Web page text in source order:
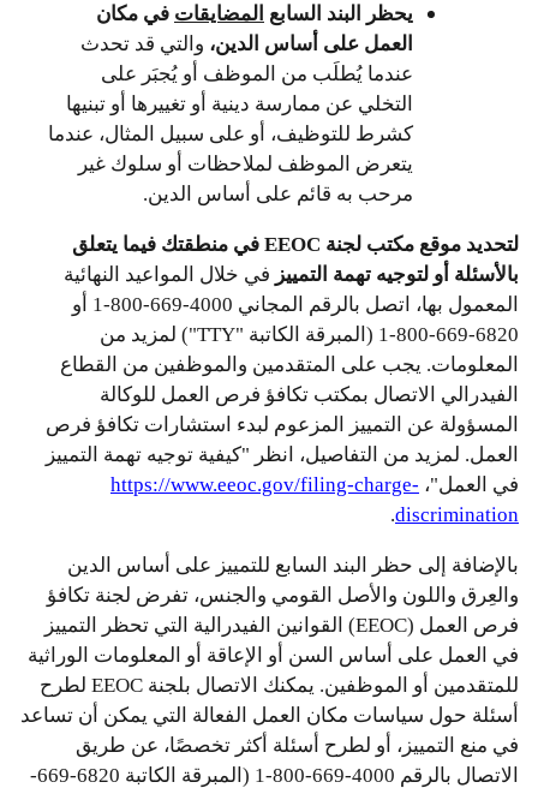
يحظر البند السابع المضايقات في مكان
العمل على أساس الدين، والتي قد تحدث
عندما يُطلَب من الموظف أو يُجبَر على
التخلي عن ممارسة دينية أو تغييرها أو تبنيها
كشرط للتوظيف، أو على سبيل المثال، عندما
يتعرض الموظف لملاحظات أو سلوك غير
مرحب به قائم على أساس الدين.
لتحديد موقع مكتب لجنة EEOC في منطقتك فيما يتعلق
بالأسئلة أو لتوجيه تهمة التمييز في خلال المواعيد النهائية
المعمول بها، اتصل بالرقم المجاني 4000-669-800-1 أو
6820-669-800-1 (المبرقة الكاتبة "TTY") لمزيد من
المعلومات. يجب على المتقدمين والموظفين من القطاع
الفيدرالي الاتصال بمكتب تكافؤ فرص العمل للوكالة
المسؤولة عن التمييز المزعوم لبدء استشارات تكافؤ فرص
العمل. لمزيد من التفاصيل، انظر "كيفية توجيه تهمة التمييز
في العمل"، https://www.eeoc.gov/filing-charge-
discrimination
.
بالإضافة إلى حظر
البند السابع للتمييز على أساس الدين
والعِرق واللون والأصل القومي والجنس، تفرض لجنة تكافؤ
فرص العمل (EEOC) القوانين الفيدرالية التي تحظر التمييز
في العمل على أساس السن أو الإعاقة أو المعلومات الوراثية
للمتقدمين أو الموظفين. يمكنك الاتصال بلجنة EEOC لطرح
أسئلة حول سياسات مكان العمل الفعالة التي يمكن أن تساعد
في منع التمييز، أو لطرح أسئلة أكثر تخصصًا، عن طريق
الاتصال بالرقم 4000-669-800-1 (المبرقة الكاتبة 6820-669-